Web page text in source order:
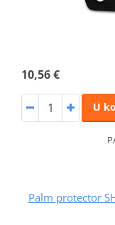
10,56 €
U
Palm protector